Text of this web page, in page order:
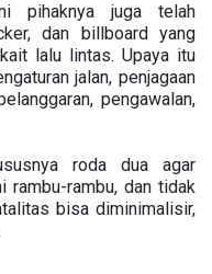
pihaknya juga telah
dan billboard yang
lalu lintas. Upaya itu
jalan, penjagaan
pengawalan,
roda dua agar
rambu-rambu, dan tidak
bisa diminimalisir,